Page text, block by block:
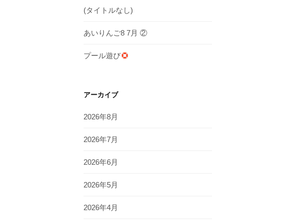
(タイトルなし)
あいりんご8 7月 ②
プール遊び
アーカイブ
2026年8月
2026年7月
2026年6月
2026年5月
2026年4月